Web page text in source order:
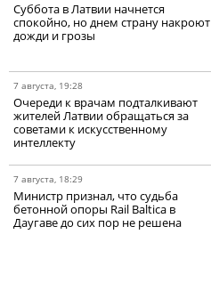
Суббота в Латвии начнется
спокойно, но днем страну накроют
дожди и грозы
7 августа, 19:28
Очереди к врачам подталкивают
жителей Латвии обращаться за
советами к искусственному
интеллекту
7 августа, 18:29
Министр признал, что судьба
бетонной опоры Rail Baltica в
Даугаве до сих пор не решена